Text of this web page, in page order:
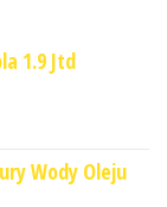
1.9 Jtd
Wody Oleju